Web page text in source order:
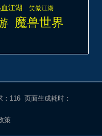
江湖 笑傲江湖
魔兽世界
116 页面生成耗时：
策